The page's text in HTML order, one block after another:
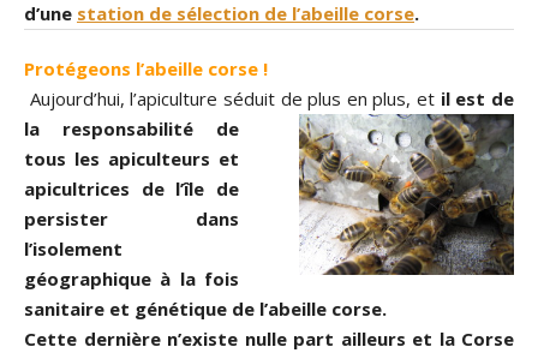
d’une station de sélection de l’abeille corse.
Protégeons l’abeille corse !
Aujourd’hui, l’apiculture séduit de plus en plus, et il est de
la responsabilité de
tous les apiculteurs et
apicultrices de l’île de
persister dans
l’isolement
géographique à la fois
sanitaire et génétique de l’abeille corse.
Cette dernière n’existe nulle part ailleurs et la Corse